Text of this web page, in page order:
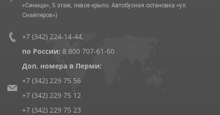
«Синица», 5 этаж, левое крыло. Автобусная остановка «ул.
Снайперов»)
+7 (342) 224-14-44,
по России: 8 800 707-61-60
Доп. номера в Перми:
+7 (342) 229 75 56
+7 (342) 229 75 12
+7 (342) 229 75 23